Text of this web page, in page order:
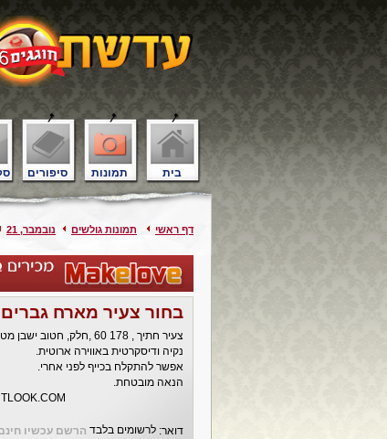
בית תמונות סיפורים
דף ראשי תמונות גולשים נובמבר, 21
בחור צעיר מארח גברים
צעיר חתיך , 178 60
נקיה ודיסקרטית באווירה ארוטית.
אפשר להתקלח בכייף לפני אחרי.
הנאה מובטחת.
דואר: לרשומים בלבד הרשם עכשיו